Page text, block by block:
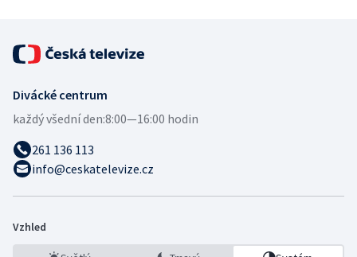
Divácké centrum
každý všední den:8:00—16:00 hodin
261 136 113
info@ceskatelevize.cz
Vzhled